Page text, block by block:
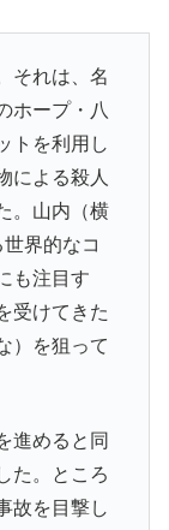
それは、名
ホープ・八
トを利用し
による殺人
。山内（横
界的なコ
も注目す
受けてきた
）を狙って
進めると同
た。ところ
故を目撃し